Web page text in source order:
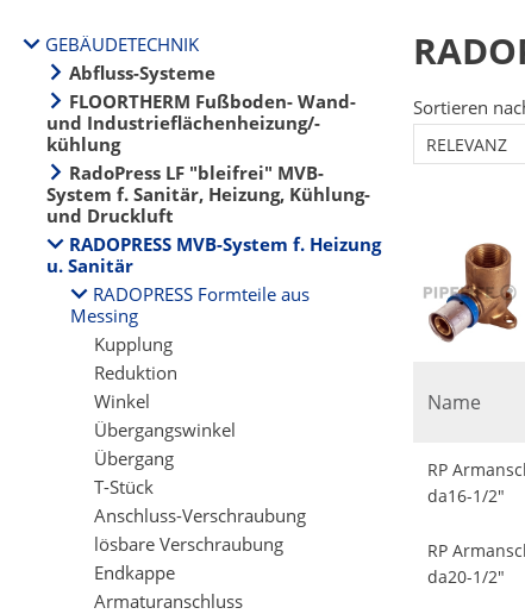
GEBÄUDETECHNIK
Abfluss-Systeme
FLOORTHERM Fußboden- Wand-
und Industrieflächenheizung/-
kühlung
RadoPress LF "bleifrei" MVB-
System f. Sanitär, Heizung, Kühlung-
und Druckluft
RADOPRESS MVB-System f. Heizung
u. Sanitär
RADOPRESS Formteile aus
Messing
Kupplung
Reduktion
Winkel
Übergangswinkel
Übergang
T-Stück
Anschluss-Verschraubung
lösbare Verschraubung
Endkappe
Armaturanschluss
Sortieren
RELEVANZ
Name
RP
da16-1/2"
RP
da20-1/2"